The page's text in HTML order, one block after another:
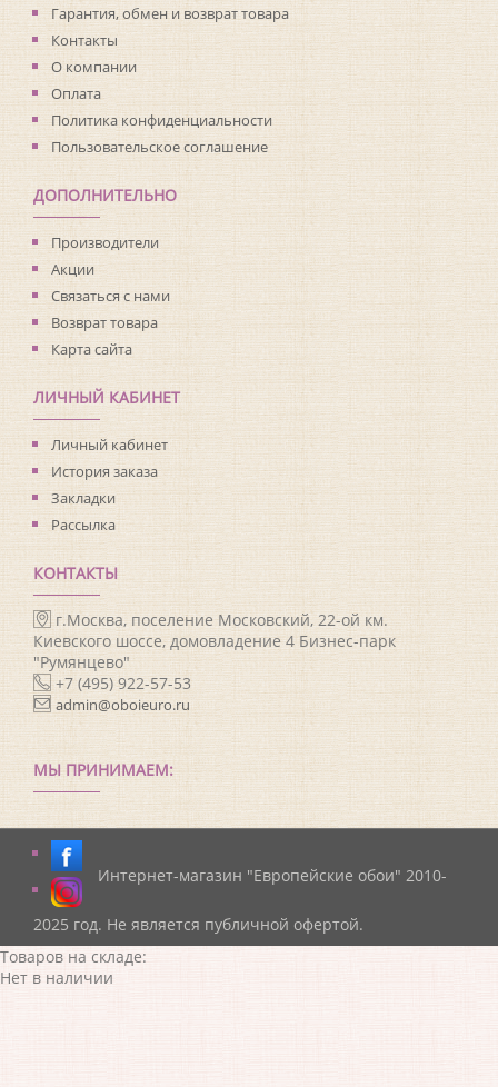
Страна:США
Материал основы:
Раппорт:<>
Гарантия, обмен и возврат товара
Контакты
О компании
Оплата
Политика конфиденциальности
Пользовательское соглашение
ДОПОЛНИТЕЛЬНО
Производители
Акции
Связаться с нами
Возврат товара
Карта сайта
ЛИЧНЫЙ КАБИНЕТ
Личный кабинет
История заказа
Закладки
Рассылка
КОНТАКТЫ
г.Москва, поселение Московский, 22-ой км.
Киевского шоссе, домовладение 4 Бизнес-парк
"Румянцево"
+7 (495) 922-57-53
admin@oboieuro.ru
МЫ ПРИНИМАЕМ:
Интернет-магазин "Европейские обои" 2010-
2025 год. Не является публичной офертой.
Товаров на складе:
Нет в наличии